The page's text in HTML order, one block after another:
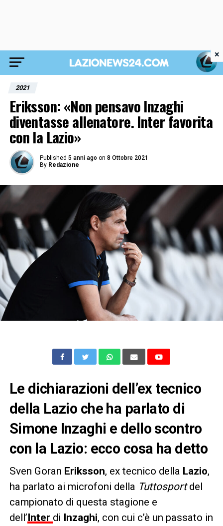
2021
Eriksson: «Non pensavo Inzaghi
diventasse allenatore. Inter favorita
con la Lazio»
Published 5 anni ago on 8 Ottobre 2021
By Redazione
Le dichiarazioni dell’ex tecnico
della Lazio che ha parlato di
Simone Inzaghi e dello scontro
con la Lazio: ecco cosa ha detto
Sven Goran Eriksson, ex tecnico della Lazio,
ha parlato ai microfoni della Tuttosportdel
campionato di questa stagione e
dell’Inter di Inzaghi, con cui c’è un passato in
×